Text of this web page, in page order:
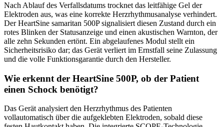
Nach Ablauf des Verfallsdatums trocknet das leitfähige Gel der
Elektroden aus, was eine korrekte Herzrhythmusanalyse verhindert.
Der HeartSine samaritan 500P signalisiert diesen Zustand durch ein
rotes Blinken der Statusanzeige und einen akustischen Warnton, der
alle zehn Sekunden ertönt. Ein abgelaufenes Modul stellt ein
Sicherheitsrisiko dar; das Gerät verliert im Ernstfall seine Zulassung
und die volle Funktionsgarantie durch den Hersteller.
Wie erkennt der HeartSine 500P, ob der Patient
einen Schock benötigt?
Das Gerät analysiert den Herzrhythmus des Patienten
vollautomatisch über die aufgeklebten Elektroden, sobald diese